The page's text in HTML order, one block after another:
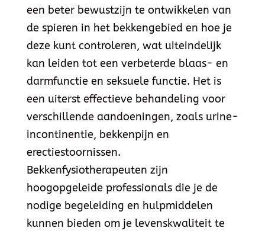
een beter bewustzijn te ontwikkelen van
de spieren in het bekkengebied en hoe je
deze kunt controleren, wat uiteindelijk
kan leiden tot een verbeterde blaas- en
darmfunctie en seksuele functie. Het is
een uiterst effectieve behandeling voor
verschillende aandoeningen, zoals urine-
incontinentie, bekkenpijn en
erectiestoornissen.
Bekkenfysiotherapeuten zijn
hoogopgeleide professionals die je de
nodige begeleiding en hulpmiddelen
kunnen bieden om je levenskwaliteit te